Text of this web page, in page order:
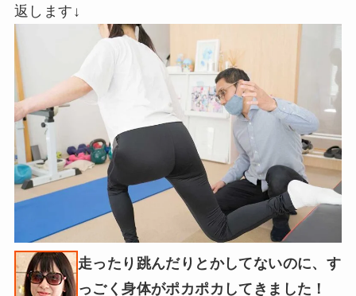
返します↓
走ったり跳んだりとかしてないのに、す
っごく身体がポカポカしてきました！